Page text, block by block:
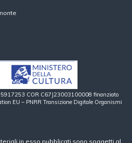
COR C67J23003100008 finanziato
EU – PNRR Transizione Digitale Organismi
in esso pubblicati sono soggetti al